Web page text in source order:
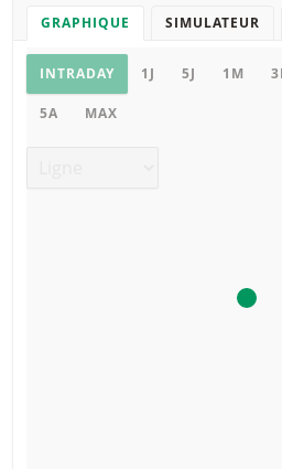
GRAPHIQUE SIMULATEUR
Graphique
INTRADAY 1J 5J 1M
5A MAX